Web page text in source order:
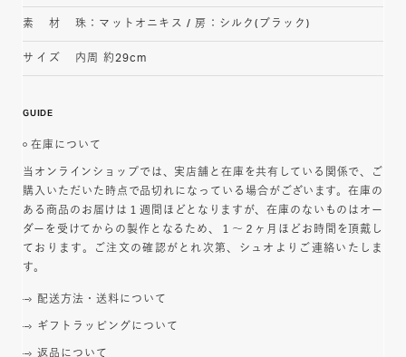
素材 珠：マットオニキス / 房：シルク(ブラック)
サイズ 内周 約29cm
GUIDE
在庫について
当オンラインショップでは、実店舗と在庫を共有している関係で、ご
購入いただいた時点で品切れになっている場合がございます。在庫の
ある商品のお届けは１週間ほどとなりますが、在庫のないものはオー
ダーを受けてからの製作となるため、１～２ヶ月ほどお時間を頂戴し
ております。ご注文の確認がとれ次第、シュオよりご連絡いたしま
す。
配送方法・送料について
ギフトラッピングについて
返品について